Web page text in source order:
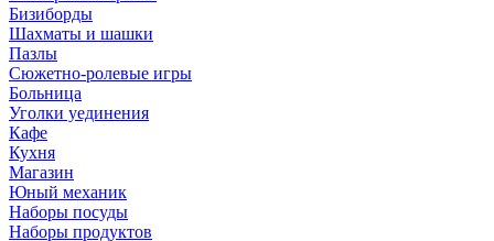
Бизиборды
Шахматы и шашки
Пазлы
Сюжетно-ролевые игры
Больница
Уголки уединения
Кафе
Кухня
Магазин
Юный механик
Наборы посуды
Наборы продуктов